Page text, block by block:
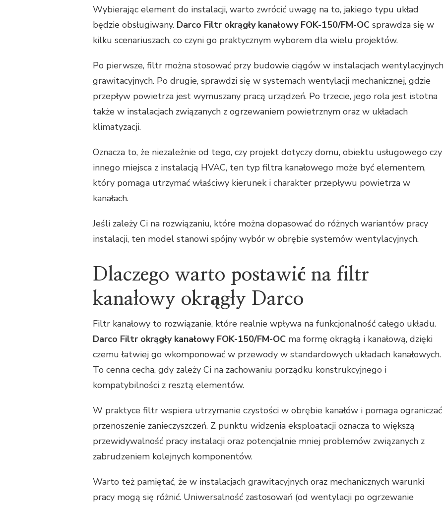
Wybierając element do instalacji, warto zwrócić uwagę na to, jakiego typu układ
będzie obsługiwany. Darco Filtr okrągły kanałowy FOK-150/FM-OC sprawdza się w
kilku scenariuszach, co czyni go praktycznym wyborem dla wielu projektów.
Po pierwsze, filtr można stosować przy budowie ciągów w instalacjach wentylacyjnych
grawitacyjnych. Po drugie, sprawdzi się w systemach wentylacji mechanicznej, gdzie
przepływ powietrza jest wymuszany pracą urządzeń. Po trzecie, jego rola jest istotna
także w instalacjach związanych z ogrzewaniem powietrznym oraz w układach
klimatyzacji.
Oznacza to, że niezależnie od tego, czy projekt dotyczy domu, obiektu usługowego czy
innego miejsca z instalacją HVAC, ten typ filtra kanałowego może być elementem,
który pomaga utrzymać właściwy kierunek i charakter przepływu powietrza w
kanałach.
Jeśli zależy Ci na rozwiązaniu, które można dopasować do różnych wariantów pracy
instalacji, ten model stanowi spójny wybór w obrębie systemów wentylacyjnych.
Dlaczego warto postawić na filtr
kanałowy okrągły Darco
Filtr kanałowy to rozwiązanie, które realnie wpływa na funkcjonalność całego układu.
Darco Filtr okrągły kanałowy FOK-150/FM-OC ma formę okrągłą i kanałową, dzięki
czemu łatwiej go wkomponować w przewody w standardowych układach kanałowych.
To cenna cecha, gdy zależy Ci na zachowaniu porządku konstrukcyjnego i
kompatybilności z resztą elementów.
W praktyce filtr wspiera utrzymanie czystości w obrębie kanałów i pomaga ograniczać
przenoszenie zanieczyszczeń. Z punktu widzenia eksploatacji oznacza to większą
przewidywalność pracy instalacji oraz potencjalnie mniej problemów związanych z
zabrudzeniem kolejnych komponentów.
Warto też pamiętać, że w instalacjach grawitacyjnych oraz mechanicznych warunki
pracy mogą się różnić. Uniwersalność zastosowań (od wentylacji po ogrzewanie